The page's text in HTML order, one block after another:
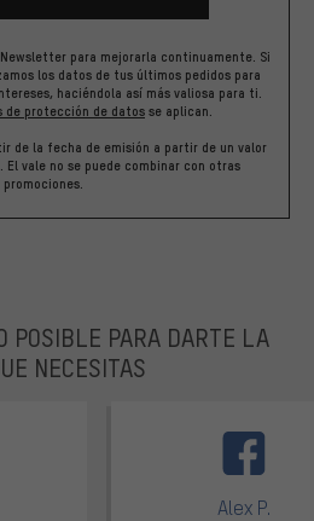
para mejorarla continuamente. Si
los datos de tus últimos pedidos para
haciéndola así más valiosa para ti.
de protección de datos se aplican.
de la fecha de emisión a partir de un valor
El vale no se puede combinar con otras
promociones.
POSIBLE PARA DARTE LA
NECESITAS
Alex P.